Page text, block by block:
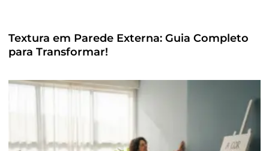
Textura em Parede Externa: Guia Completo
para Transformar!